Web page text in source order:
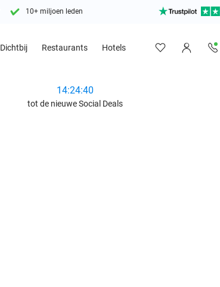
10+ miljoen leden
Dichtbij Restaurants Hotels
14:24:38
tot de nieuwe Social Deals